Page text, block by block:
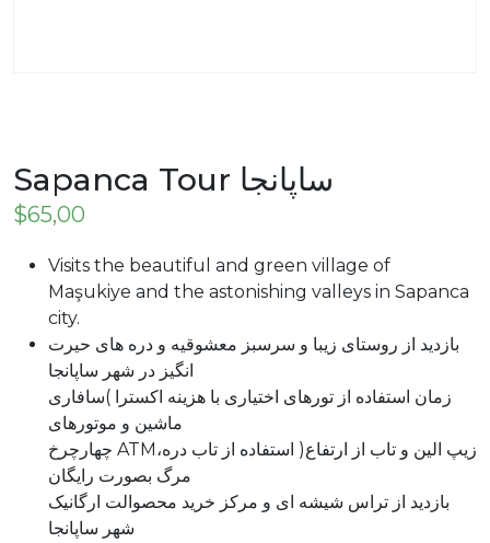
Sapanca Tour ساپانجا
$65,00
Visits the beautiful and green village of
Maşukiye and the astonishing valleys in Sapanca
city.
بازدید از روستای زیبا و سرسبز معشوقیه و دره های حیرت
انگیز در شهر ساپانجا
زمان استفاده از تورهای اختیاری با هزینه اکسترا )سافاری
ماشین و موتورهای
چهارچرخ ATM،زیپ الین و تاب از ارتفاع( استفاده از تاب دره
مرگ بصورت رایگان
بازدید از تراس شیشه ای و مرکز خرید محصوالت ارگانیک
شهر ساپانجا